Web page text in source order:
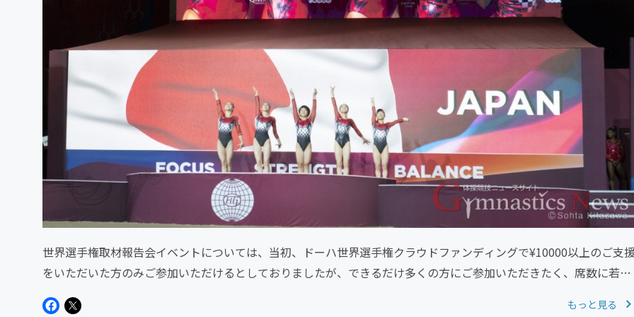
世界選手権取材報告会イベントについては、当初、ドーハ世界選手権クラウドファンディングで¥10000以上のご支
をいただいた方のみご参加いただけるとしておりましたが、できるだけ多くの方にご参加いただきたく、席数に若
干、余裕もありますので...
もっと見る